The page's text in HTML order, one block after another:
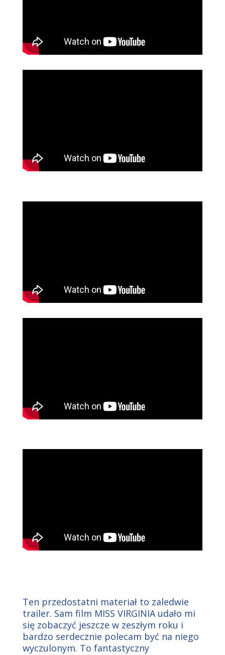
Ten przedostatni materiał to zaledwie
trailer. Sam film MISS VIRGINIA udało mi
się zobaczyć jeszcze w zeszłym roku i
bardzo serdecznie polecam być na niego
wyczulonym. To fantastyczny